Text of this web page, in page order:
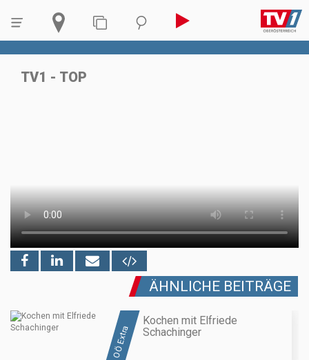
TV1 - TOP
ÄHNLICHE BEITRÄGE
OÖ Extra
Kochen mit Elfriede
Schachinger